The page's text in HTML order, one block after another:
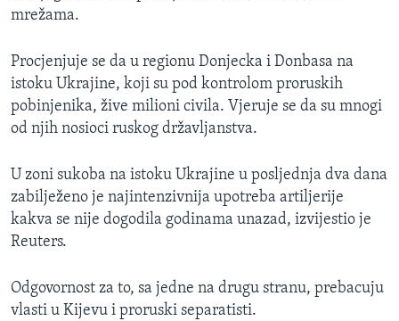
mrežama.
Procjenjuje se da u regionu Donjecka i Donbasa na
istoku Ukrajine, koji su pod kontrolom proruskih
pobinjenika, žive milioni civila. Vjeruje se da su mnogi
od njih nosioci ruskog državljanstva.
U zoni sukoba na istoku Ukrajine u posljednja dva dana
zabilježeno je najintenzivnija upotreba artiljerije
kakva se nije dogodila godinama unazad, izvijestio je
Reuters.
Odgovornost za to, sa jedne na drugu stranu, prebacuju
vlasti u Kijevu i proruski separatisti.